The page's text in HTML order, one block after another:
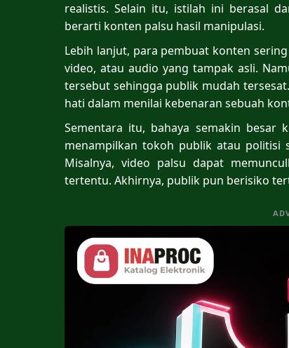
realistis. Selain itu, istilah ini berasal
berarti konten palsu hasil manipulasi.
Lebih lanjut, para pembuat konten
video, atau audio yang tampak asli.
tersebut sehingga publik mudah
hati dalam menilai kebenaran sebuah
Sementara itu, bahaya semakin besar
menampilkan tokoh publik atau politisi
Misalnya, video palsu dapat
tertentu. Akhirnya, publik pun berisiko